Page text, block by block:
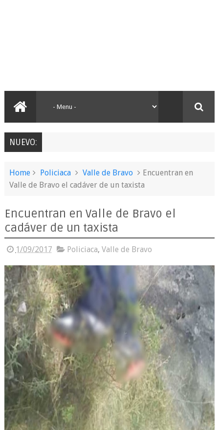
NUEVO:
Home Policiaca Valle de Bravo
Encuentran en
Valle de Bravo el cadáver de un taxista
Encuentran en Valle de Bravo el
cadáver de un taxista
1/09/2017 Policiaca, Valle de Bravo